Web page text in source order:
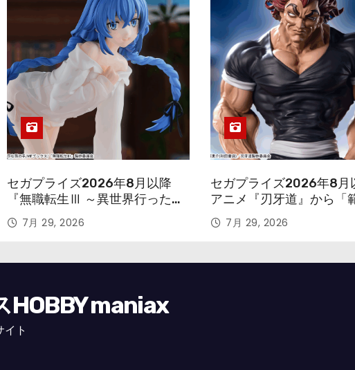
セガプライズ2026年8月以降
『無職転生Ⅲ ～異世界行ったら
本気だす～』から「ロキシー」
のフィギュアが登場！
7月 29, 2026
セガプライズ2026年8月
アニメ『刃牙道』から「
次郎」が登場ッッ!!
7月 29, 2026
HOBBY maniax
ト